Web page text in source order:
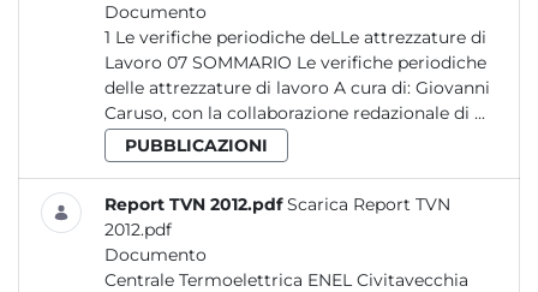
Documento
1 Le verifiche periodiche deLLe attrezzature di
Lavoro 07 SOMMARIO Le verifiche periodiche
delle attrezzature di lavoro A cura di: Giovanni
Caruso, con la collaborazione redazionale di ...
PUBBLICAZIONI
Report TVN 2012.pdf Scarica Report TVN
2012.pdf
Documento
Centrale Termoelettrica ENEL Civitavecchia